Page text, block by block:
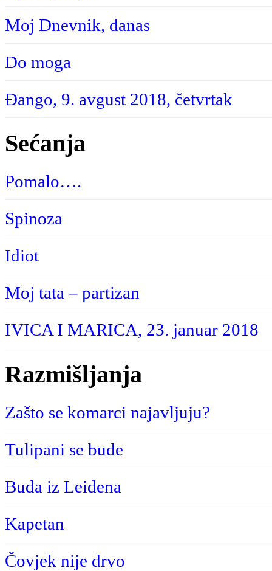
Moj Dnevnik, danas
Do moga
Đango, 9. avgust 2018, četvrtak
Sećanja
Pomalo….
Spinoza
Idiot
Moj tata – partizan
IVICA I MARICA, 23. januar 2018
Razmišljanja
Zašto se komarci najavljuju?
Tulipani se bude
Buda iz Leidena
Kapetan
Čovjek nije drvo